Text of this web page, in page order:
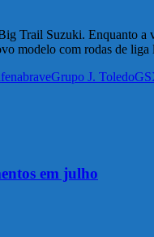
Trail Suzuki. Enquanto
modelo com rodas de
fenabraveGrupo J. Toledo
em julho